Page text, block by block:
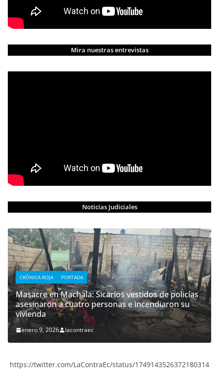
Mira nuestras entrevistas
Noticias Judiciales
CRÓNICA ROJA PORTADA
Masacre en Machala: Sicarios vestidos de policías
asesinaron a cuatro personas e incendiaron su
vivienda
enero 9, 2026 lacontraec
https://twitter.com/LaContraEc/status/1749143526372180314